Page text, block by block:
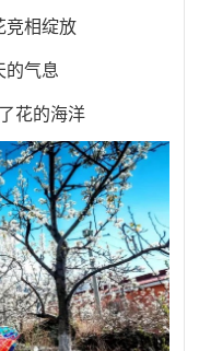
竞相绽放
的气息
花的海洋